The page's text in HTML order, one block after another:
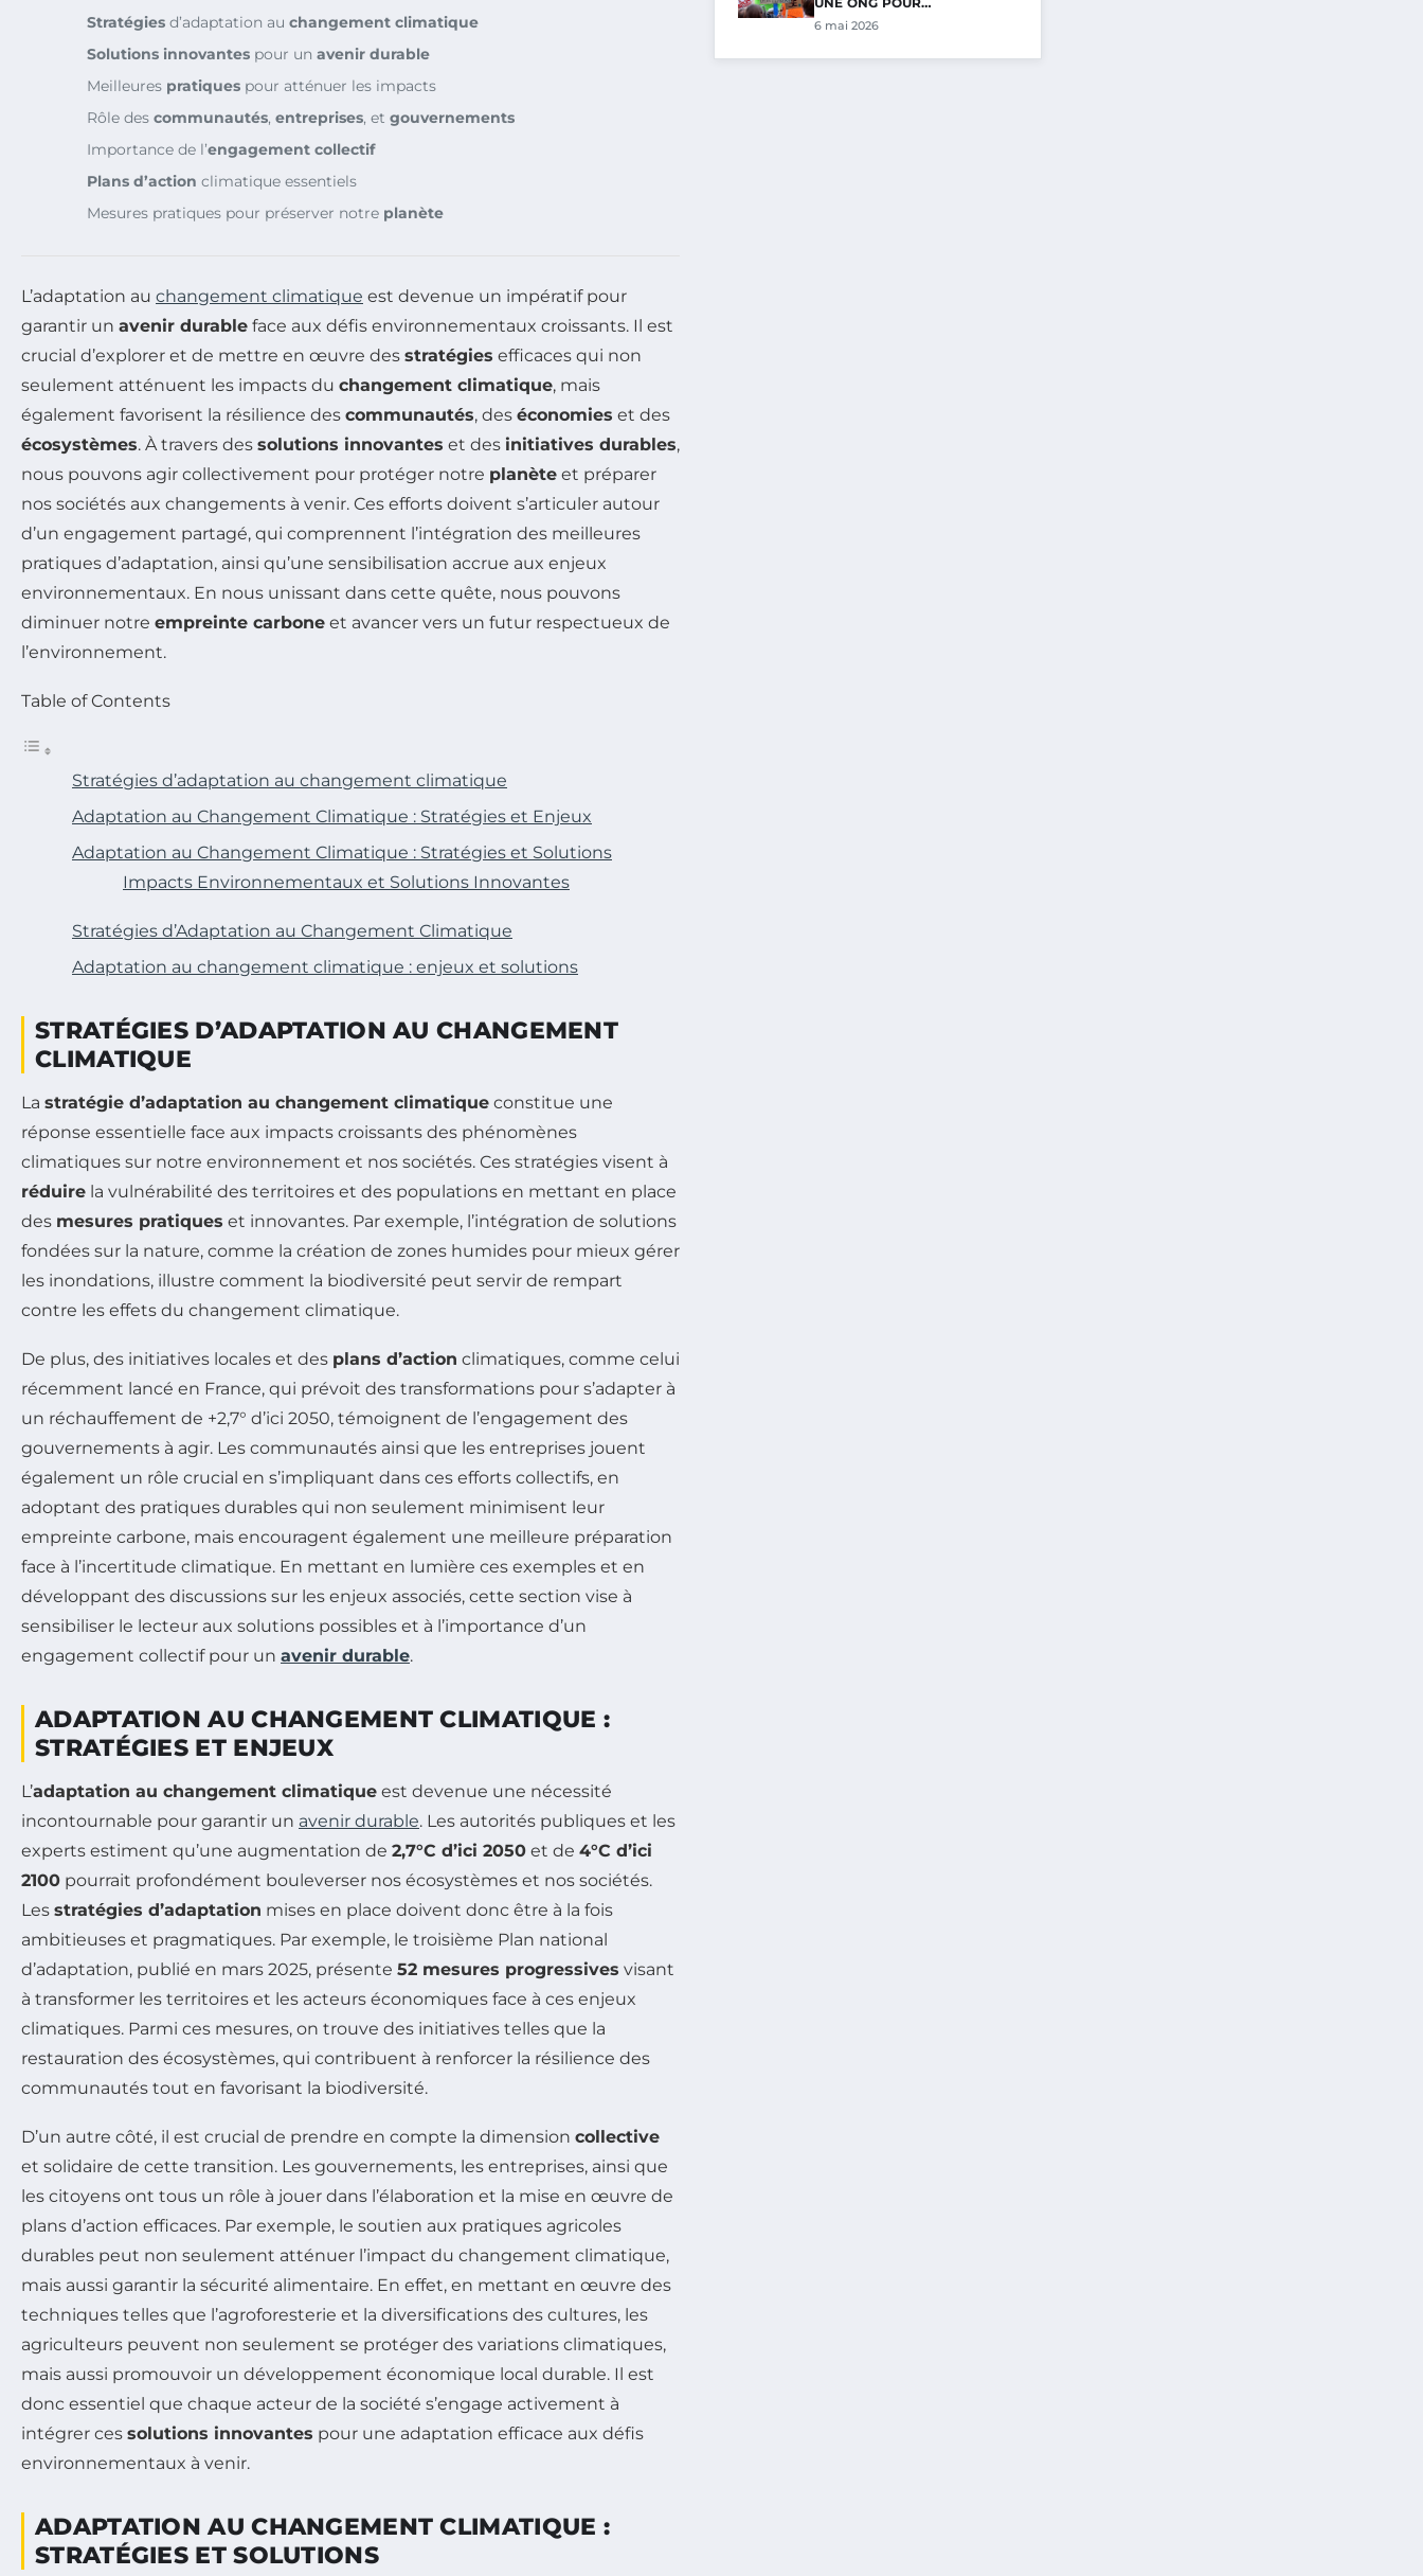
Stratégies d’adaptation au changement climatique
Solutions innovantes pour un avenir durable
Meilleures pratiques pour atténuer les impacts
Rôle des communautés, entreprises, et gouvernements
Importance de l’engagement collectif
Plans d’action climatique essentiels
Mesures pratiques pour préserver notre planète
L’adaptation au changement climatique est devenue un impératif pour
garantir un avenir durable face aux défis environnementaux croissants. Il est
crucial d’explorer et de mettre en œuvre des stratégies efficaces qui non
seulement atténuent les impacts du changement climatique, mais
également favorisent la résilience des communautés, des économies et des
écosystèmes. À travers des solutions innovantes et des initiatives durables,
nous pouvons agir collectivement pour protéger notre planète et préparer
nos sociétés aux changements à venir. Ces efforts doivent s’articuler autour
d’un engagement partagé, qui comprennent l’intégration des meilleures
pratiques d’adaptation, ainsi qu’une sensibilisation accrue aux enjeux
environnementaux. En nous unissant dans cette quête, nous pouvons
diminuer notre empreinte carbone et avancer vers un futur respectueux de
l’environnement.
Table of Contents
Stratégies d’adaptation au changement climatique
Adaptation au Changement Climatique : Stratégies et Enjeux
Adaptation au Changement Climatique : Stratégies et Solutions
Impacts Environnementaux et Solutions Innovantes
Stratégies d’Adaptation au Changement Climatique
Adaptation au changement climatique : enjeux et solutions
STRATÉGIES D’ADAPTATION AU CHANGEMENT
CLIMATIQUE
La stratégie d’adaptation au changement climatique constitue une
réponse essentielle face aux impacts croissants des phénomènes
climatiques sur notre environnement et nos sociétés. Ces stratégies visent à
réduire la vulnérabilité des territoires et des populations en mettant en place
des mesures pratiques et innovantes. Par exemple, l’intégration de solutions
fondées sur la nature, comme la création de zones humides pour mieux gérer
les inondations, illustre comment la biodiversité peut servir de rempart
contre les effets du changement climatique.
De plus, des initiatives locales et des plans d’action climatiques, comme celui
récemment lancé en France, qui prévoit des transformations pour s’adapter à
un réchauffement de +2,7° d’ici 2050, témoignent de l’engagement des
gouvernements à agir. Les communautés ainsi que les entreprises jouent
également un rôle crucial en s’impliquant dans ces efforts collectifs, en
adoptant des pratiques durables qui non seulement minimisent leur
empreinte carbone, mais encouragent également une meilleure préparation
face à l’incertitude climatique. En mettant en lumière ces exemples et en
développant des discussions sur les enjeux associés, cette section vise à
sensibiliser le lecteur aux solutions possibles et à l’importance d’un
engagement collectif pour un avenir durable.
ADAPTATION AU CHANGEMENT CLIMATIQUE :
STRATÉGIES ET ENJEUX
L’adaptation au changement climatique est devenue une nécessité
incontournable pour garantir un avenir durable. Les autorités publiques et les
experts estiment qu’une augmentation de 2,7°C d’ici 2050 et de 4°C d’ici
2100 pourrait profondément bouleverser nos écosystèmes et nos sociétés.
Les stratégies d’adaptation mises en place doivent donc être à la fois
ambitieuses et pragmatiques. Par exemple, le troisième Plan national
d’adaptation, publié en mars 2025, présente 52 mesures progressives visant
à transformer les territoires et les acteurs économiques face à ces enjeux
climatiques. Parmi ces mesures, on trouve des initiatives telles que la
restauration des écosystèmes, qui contribuent à renforcer la résilience des
communautés tout en favorisant la biodiversité.
D’un autre côté, il est crucial de prendre en compte la dimension collective
et solidaire de cette transition. Les gouvernements, les entreprises, ainsi que
les citoyens ont tous un rôle à jouer dans l’élaboration et la mise en œuvre de
plans d’action efficaces. Par exemple, le soutien aux pratiques agricoles
durables peut non seulement atténuer l’impact du changement climatique,
mais aussi garantir la sécurité alimentaire. En effet, en mettant en œuvre des
techniques telles que l’agroforesterie et la diversifications des cultures, les
agriculteurs peuvent non seulement se protéger des variations climatiques,
mais aussi promouvoir un développement économique local durable. Il est
donc essentiel que chaque acteur de la société s’engage activement à
intégrer ces solutions innovantes pour une adaptation efficace aux défis
environnementaux à venir.
ADAPTATION AU CHANGEMENT CLIMATIQUE :
STRATÉGIES ET SOLUTIONS
6 mai 2026